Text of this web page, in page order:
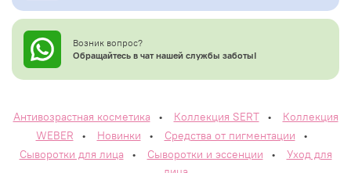
Возник вопрос?
Обращайтесь в чат нашей службы заботы!
Антивозрастная косметика • Коллекция SERT •
Коллекция
WEBER
• Новинки • Средства от пигментации
•
Сыворотки для лица
• Сыворотки и эссенции •
Уход для